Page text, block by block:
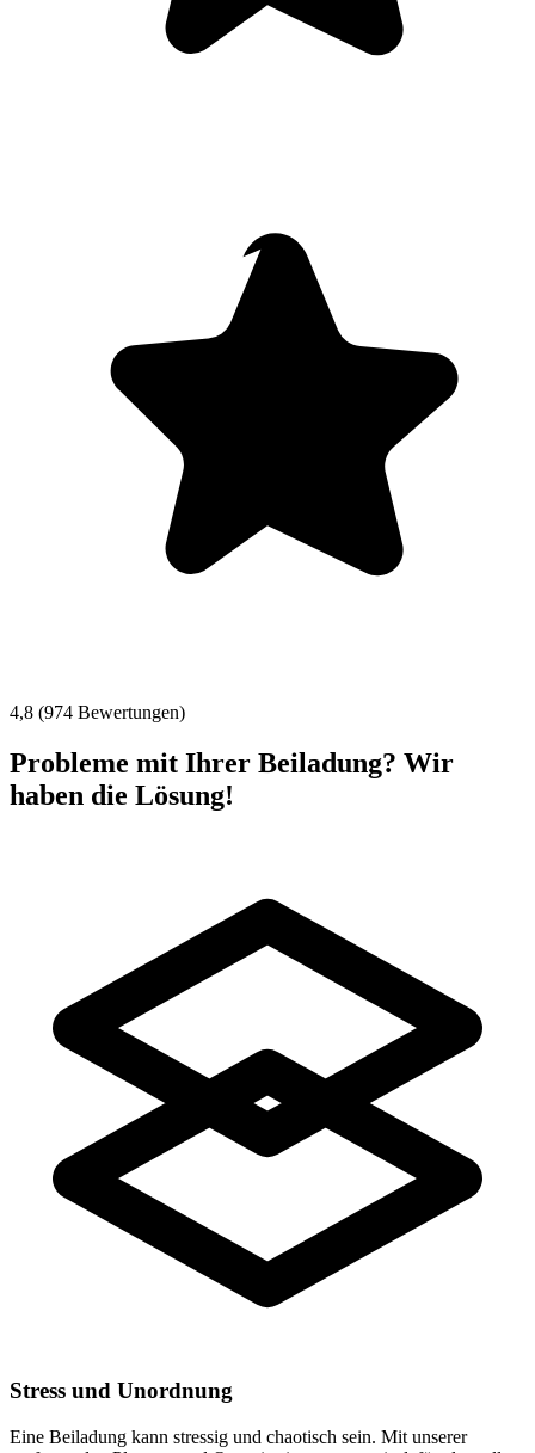
4,8 (974 Bewertungen)
Probleme mit Ihrer Beiladung? Wir
haben die Lösung!
Stress und Unordnung
Eine Beiladung kann stressig und chaotisch sein. Mit unserer